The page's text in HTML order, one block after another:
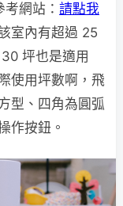
網站： 請點我
室內有超過 25
坪也是適用
使用坪數啊，飛
型、四角為圓弧
作按鈕。